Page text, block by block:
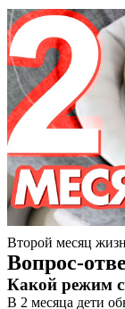
Второй месяц
Вопрос-
Какой режим
В 2 месяца дети